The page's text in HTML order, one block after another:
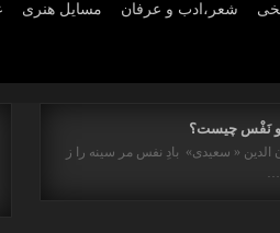
مسايل هنری شعر،ادب و عرفان
و نَفْس چیست؟
الدین « سعیدی» بادِ نفس مر سینه را ز